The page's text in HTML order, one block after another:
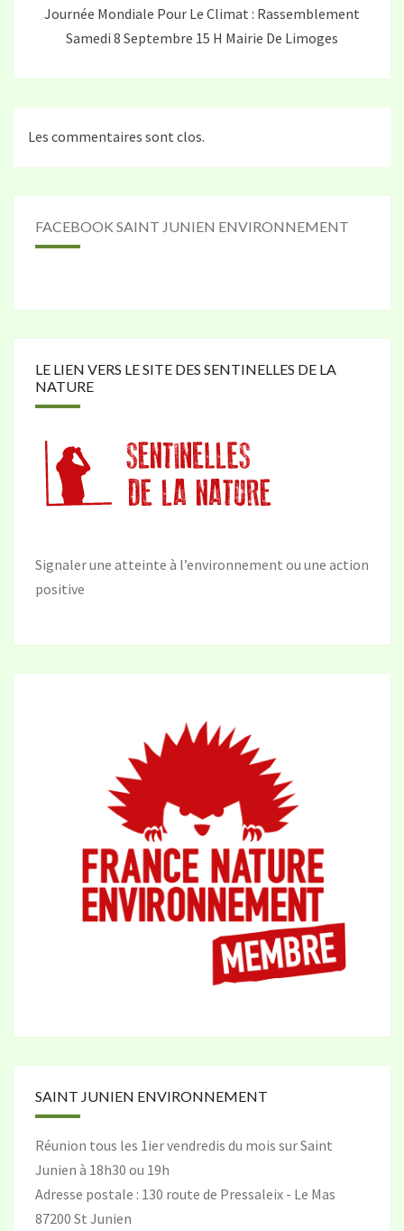
Journée Mondiale Pour Le Climat : Rassemblement
Samedi 8 Septembre 15 H Mairie De Limoges
Les commentaires sont clos.
FACEBOOK SAINT JUNIEN ENVIRONNEMENT
LE LIEN VERS LE SITE DES SENTINELLES DE LA
NATURE
Signaler une atteinte à l’environnement ou une action
positive
SAINT JUNIEN ENVIRONNEMENT
Réunion tous les 1ier vendredis du mois sur Saint
Junien à 18h30 ou 19h
Adresse postale : 130 route de Pressaleix - Le Mas
87200 St Junien